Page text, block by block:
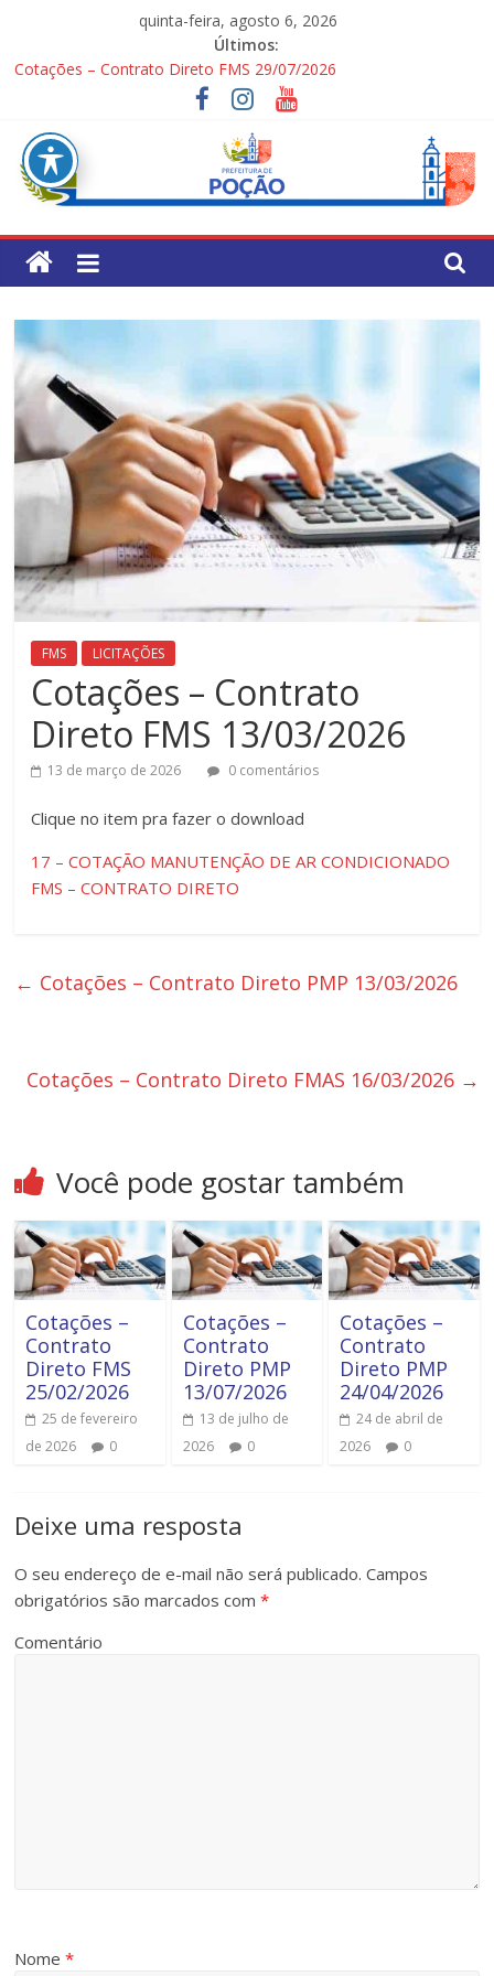
quinta-feira, agosto 6, 2026
Últimos:
Cotações – Contrato Direto FMS 29/07/2026
PONTOS TURÍSTICOS DE POÇÃO
Processo Seletivo Simplificado para Gestores Escolares da Rede
Municipal
1ª Festa dos Pais
Processo Seletivo Simplificado Secretaria de Saúde
Pref.
Mun.
de
Poção
FMS LICITAÇÕES
Cotações – Contrato
Direto FMS 13/03/2026
13 de março de 2026 0 comentários
Clique ​no item pra fazer o download
17 – COTAÇÃO MANUTENÇÃO DE AR CONDICIONADO
FMS – CONTRATO DIRETO
← Cotações – Contrato Direto PMP 13/03/2026
Cotações – Contrato Direto FMAS 16/03/2026 →
Você pode gostar também
Cotações –
Contrato
Direto FMS
25/02/2026
25 de fevereiro
de 2026
0
Cotações –
Contrato
Direto PMP
13/07/2026
13 de julho de
2026
0
Cotações –
Contrato
Direto PMP
24/04/2026
24 de abril de
2026
0
Deixe uma resposta
O seu endereço de e-mail não será publicado. Campos
obrigatórios são marcados com*
Comentário
Nome*